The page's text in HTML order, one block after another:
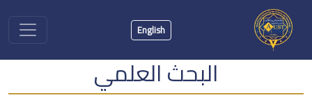
English
البحث العلمي